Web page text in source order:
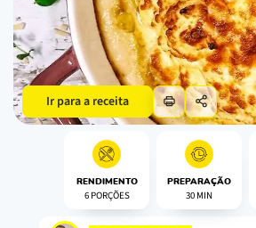
Ir para a receita
RENDIMENTO
6 PORÇÕES
PREPARAÇÃO
30 MIN